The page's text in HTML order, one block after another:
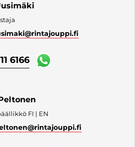
@rintajouppi.fi
6166
FI | EN
@rintajouppi.fi